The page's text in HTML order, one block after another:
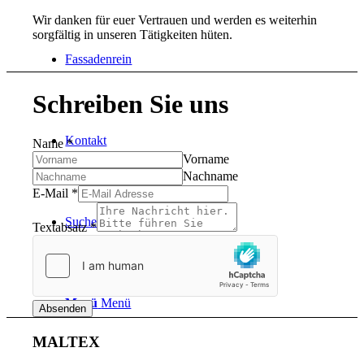
Fassadenrein
Kontakt
Suche
Menü Menü
Wir danken für euer Vertrauen und werden es weiterhin
sorgfältig in unseren Tätigkeiten hüten.
Schreiben Sie uns
Name*
Vorname
Nachname
E-Mail *
Textabsatz*
Absenden
MALTEX